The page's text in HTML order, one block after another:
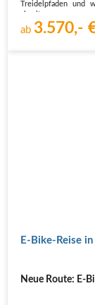
Treidelpfaden und
ab 3.570,-
E-Bike-Reise in
Neue Route: E-